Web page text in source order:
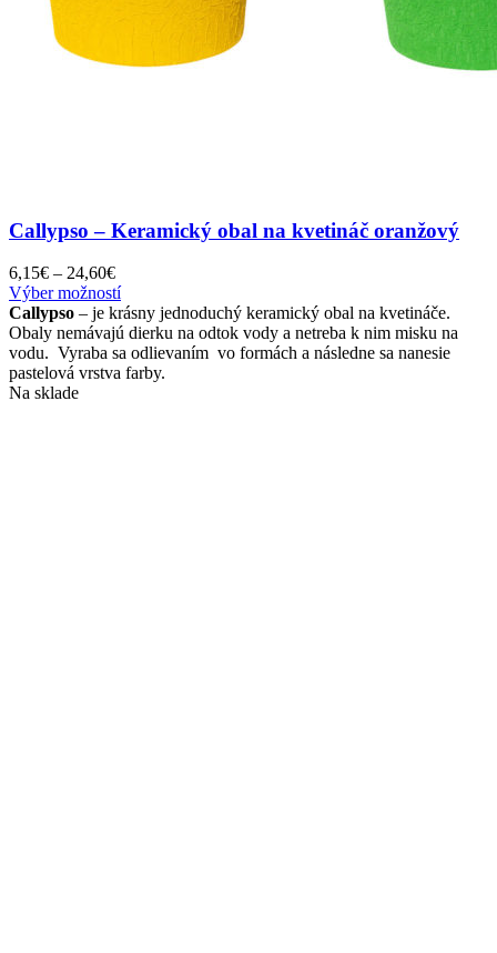
Callypso – Keramický obal na kvetináč oranžový
6,15€ – 24,60€Price
range:
6,15€
through
24,60€
Výber možnostíTento
produkt
má
viacero
variantov.
Callypso – je krásny jednoduchý keramický obal na kvetináče.
Obaly nemávajú dierku na odtok vody a netreba k nim misku na
vodu. Vyraba sa odlievaním vo formách a následne sa nanesie
pastelová vrstva farby.
Na sklade